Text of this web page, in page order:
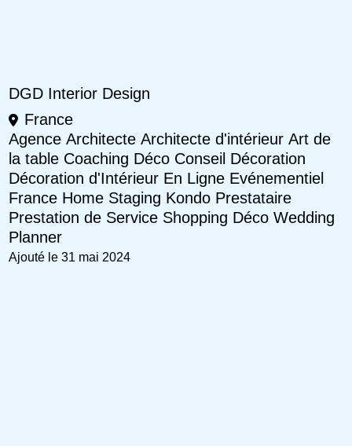
DGD Interior Design
France
Agence Architecte Architecte d'intérieur Art de
la table Coaching Déco Conseil Décoration
Décoration d'Intérieur En Ligne Evénementiel
France Home Staging Kondo Prestataire
Prestation de Service Shopping Déco Wedding
Planner
Ajouté le 31 mai 2024